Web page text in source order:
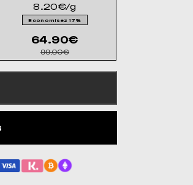
8.20€/g
Economisez 17%
64.90€
99.00€